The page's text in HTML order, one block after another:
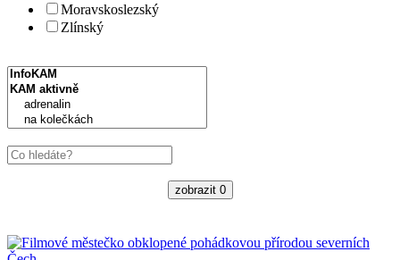
Moravskoslezský
Zlínský
zobrazit 0